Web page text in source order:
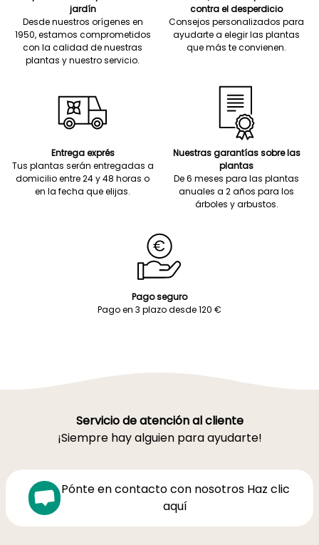
jardín
Desde nuestros orígenes en
1950, estamos comprometidos
con la calidad de nuestras
plantas y nuestro servicio.
contra el desperdicio
Consejos personalizados para
ayudarte a elegir las plantas
que más te convienen.
Entrega exprés
Tus plantas serán entregadas a
domicilio entre 24 y 48 horas o
en la fecha que elijas.
Nuestras garantías sobre las
plantas
De 6 meses para las plantas
anuales a 2 años para los
árboles y arbustos.
Pago seguro
Pago en 3 plazo desde 120 €
Servicio de atención al cliente
¡Siempre hay alguien para ayudarte!
Pónte en contacto con nosotros Haz clic
aquí